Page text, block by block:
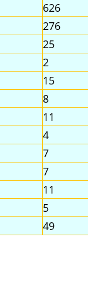
626
276
25
2
15
8
11
4
7
7
11
5
49